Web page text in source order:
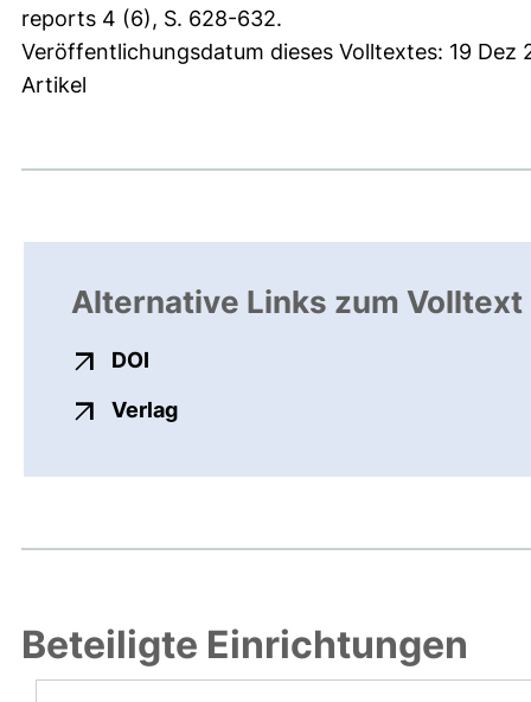
reports 4 (6), S. 628-632.
Veröffentlichungsdatum dieses Volltextes: 19 Dez
Artikel
Alternative Links zum Volltext
DOI
Verlagexterner Link, öffnet neues
Beteiligte Einrichtungen